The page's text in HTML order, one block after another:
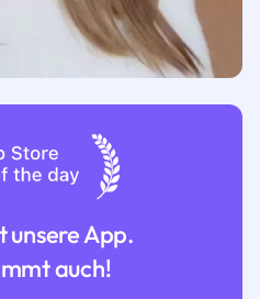
unsere App.
auch!